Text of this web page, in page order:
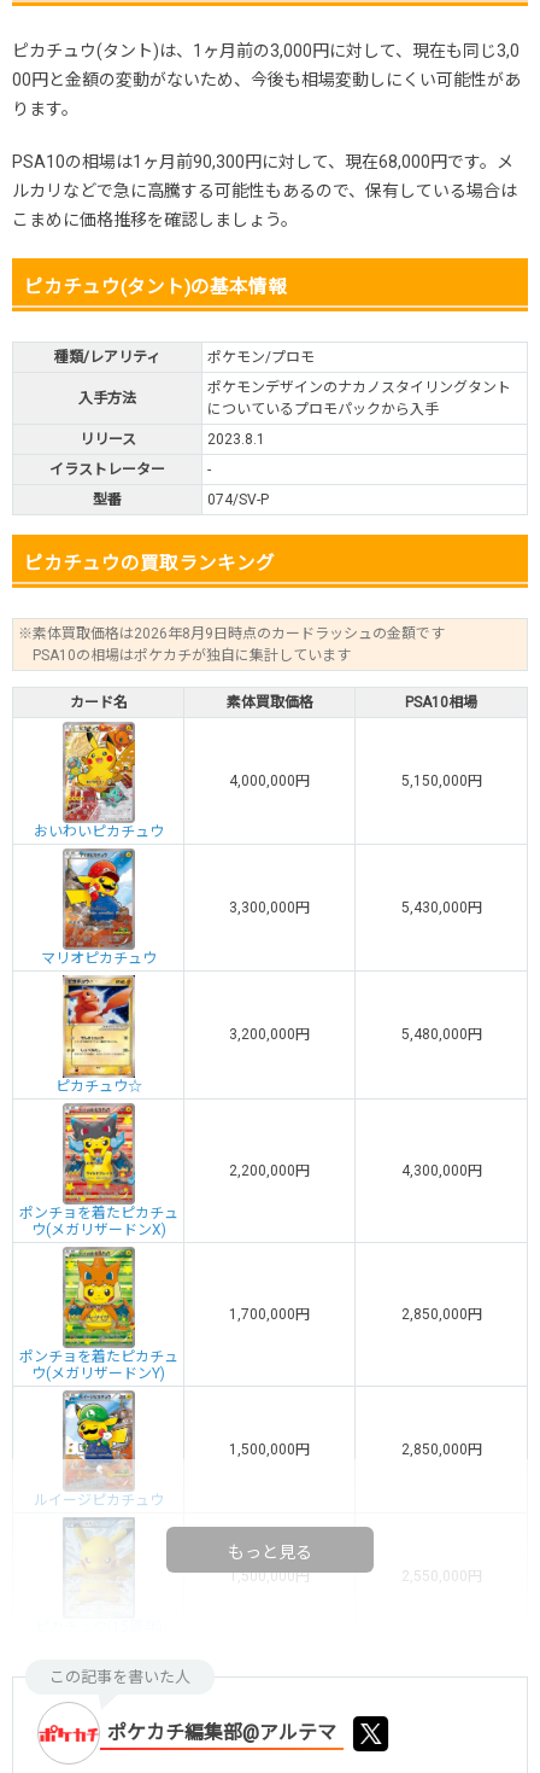
ピカチュウ(タント)は、1ヶ月前の3,000円に対して、現在も同じ3,0
00円と金額の変動がないため、今後も相場変動しにくい可能性があ
ります。
PSA10の相場は1ヶ月前90,300円に対して、現在68,000円です。メ
ルカリなどで急に高騰する可能性もあるので、保有している場合は
こまめに価格推移を確認しましょう。
ピカチュウ(タント)の基本情報
種類/レアリティ ポケモン/プロモ
入手方法
ポケモンデザインのナカノスタイリングタント
についているプロモパックから入手
リリース
2023.8.1
イラストレーター
-
型番
074/SV-P
ピカチュウの買取ランキング
※素体買取価格は2026年8月9日時点のカードラッシュの金額です
PSA10の相場はポケカチが独自に集計しています
カード名 素体買取価格 PSA10相場
おいわいピカチュウ
4,000,000円 5,150,000円
マリオピカチュウ
3,300,000円 5,430,000円
ピカチュウ☆
3,200,000円 5,480,000円
ポンチョを着たピカチュ
ウ(メガリザードンX)
2,200,000円 4,300,000円
ポンチョを着たピカチュ
ウ(メガリザードンY)
1,700,000円 2,850,000円
ルイージピカチュウ
1,500,000円 2,850,000円
1,500,000円 2,550,000円
もっと見る
この記事を書いた人
ポケカチ編集部@アルテマ